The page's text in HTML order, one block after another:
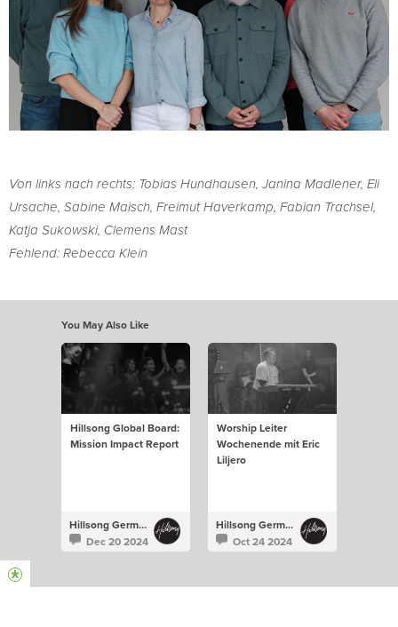
Von links nach rechts: Tobias Hundhausen, Janina Madlener, Eli
Ursache, Sabine Maisch, Freimut Haverkamp, Fabian Trachsel,
Katja Sukowski, Clemens Mast
Fehlend: Rebecca Klein
You May Also Like
Hillsong Global Board:
Mission Impact Report
Hillsong Germany
Dec 20 2024
Worship Leiter
Wochenende mit Eric
Liljero
Hillsong Germany
Oct 24 2024